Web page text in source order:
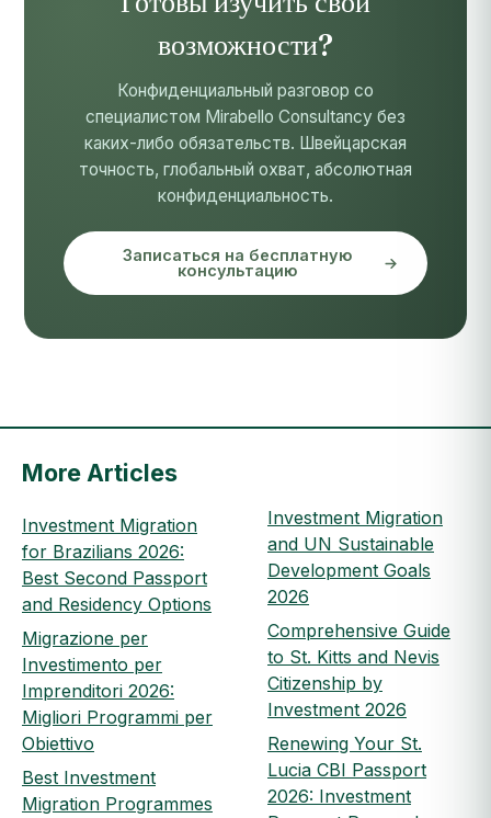
возможности?
Конфиденциальный разговор со
специалистом Mirabello Consultancy без
каких-либо обязательств. Швейцарская
точность, глобальный охват, абсолютная
конфиденциальность.
Записаться на бесплатную
консультацию
More Articles
Investment Migration
for Brazilians 2026:
Best Second Passport
and Residency Options
Migrazione per
Investimento per
Imprenditori 2026:
Migliori Programmi per
Obiettivo
Best Investment
Migration Programmes
Investment Migration
and UN Sustainable
Development Goals
2026
Comprehensive Guide
to St. Kitts and Nevis
Citizenship by
Investment 2026
Renewing Your St.
Lucia CBI Passport
2026: Investment